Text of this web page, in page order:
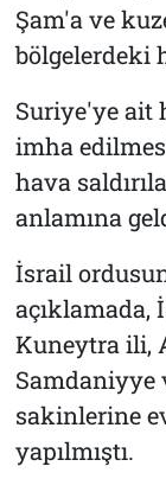
Şam'a ve
bölgelerdeki
Suriye'ye ait
imha
hava
anlamına
İsrail
açıklamada,
Kuneytra ili,
Samdaniyye
sakinlerine
yapılmıştı.